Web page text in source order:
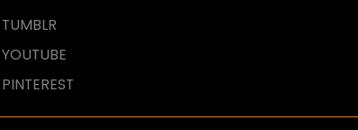
tasarlanmış ve geliştirilmiştir.